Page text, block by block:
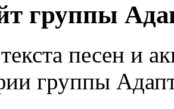
группы
песен и
группы